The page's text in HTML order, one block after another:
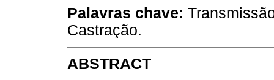
Palavras chave:
Castração.
ABSTRACT